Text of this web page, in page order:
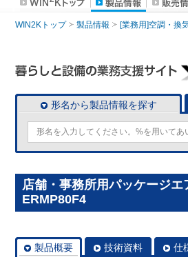
WIN2Kトップ 製品情報 [業務用]空調・換
形名から製品情報を探す
店舗・事務所用パッケージ
ERMP80F4
製品概要 技術資料 仕